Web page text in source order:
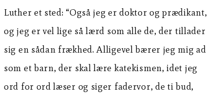
Luther et sted: “Også jeg er doktor og prædikant,
og jeg er vel lige så lærd som alle de, der tillader
sig en sådan frækhed. Alligevel bærer jeg mig ad
som et barn, der skal lære katekismen, idet jeg
ord for ord læser og siger fadervor, de ti bud,